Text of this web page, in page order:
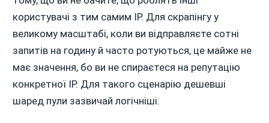
користувачі з тим самим IP. Для скрапінгу у
великому масштабі, коли ви відправляєте сотні
запитів на годину й часто ротуються, це майже не
має значення, бо ви не спираєтеся на репутацію
конкретної IP. Для такого сценарію дешевші
шаред пули зазвичай логічніші.